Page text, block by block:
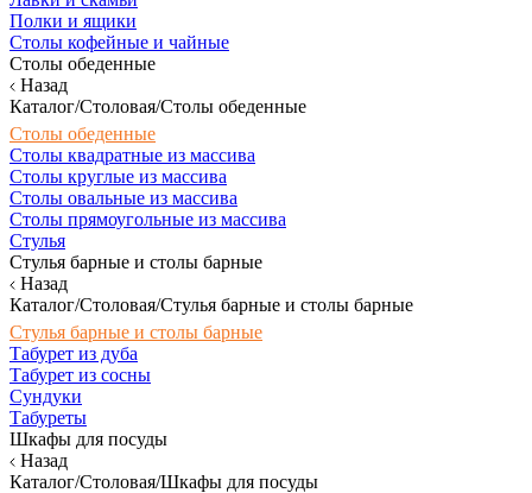
Полки и ящики
Столы кофейные и чайные
Столы обеденные
Назад
Каталог/Столовая/Столы обеденные
Столы обеденные
Столы квадратные из массива
Столы круглые из массива
Столы овальные из массива
Столы прямоугольные из массива
Стулья
Стулья барные и столы барные
Назад
Каталог/Столовая/Стулья барные и столы барные
Стулья барные и столы барные
Табурет из дуба
Табурет из сосны
Сундуки
Табуреты
Шкафы для посуды
Назад
Каталог/Столовая/Шкафы для посуды